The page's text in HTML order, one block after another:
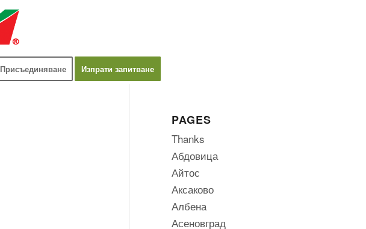
Присъединяване Изпрати запитване
PAGES
Thanks
Абдовица
Айтос
Аксаково
Албена
Асеновград